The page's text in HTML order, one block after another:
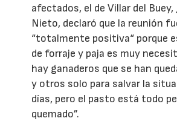
afectados, el de Villar del Buey,
Nieto, declaró que la reunión
“totalmente positiva“ porque
de forraje y paja es muy
hay ganaderos que se han
y otros solo para salvar la
días, pero el pasto está todo
quemado”.